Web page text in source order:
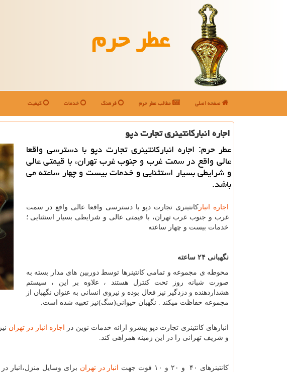
عطر حرم
صفحه اصلی مطالب عطر حرم فرهنگ خدمات کیفیت
اجاره انباركانتینری تجارت دپو
عطر حرم: اجاره انباركانتینری تجارت دپو با دسترسی واقعا
عالی واقع در سمت غرب و جنوب غرب تهران، با قیمتی عالی
و شرایطی بسیار استثنایی و خدمات بیست و چهار ساعته می
باشد.
اجاره انبار كانتینری تجارت دپو با دسترسی واقعا عالی واقع در سمت
غرب و جنوب غرب تهران، با قیمتی عالی و شرایطی بسیار استثنایی ؛
خدمات بیست و چهار ساعته
نگهبانی ۲۴ ساعته
محوطه ی مجموعه و تمامی کانتینرها توسط دوربین های مدار بسته به
صورت شبانه روز تحت کنترل هستند ، علاوه بر این ، سیستم
هشداردهنده و دزدگیر نیز فعال بوده و نیروی انسانی به عنوان نگهبان از
مجموعه حفاظت میکند . نگهبان حیوانی(سگ)نیز تعبیه شده است.
انبارهای کانتینری تجارت دپو پیشرو ارائه خدمات نوین در اجاره انبار در تهران
و شریف تهرانی را در این زمینه همراهی كند.
کانتینرهای ۴۰ و ۲۰ و ۱۰ فوت جهت انبار در تهران برای وسایل منزل،انبار